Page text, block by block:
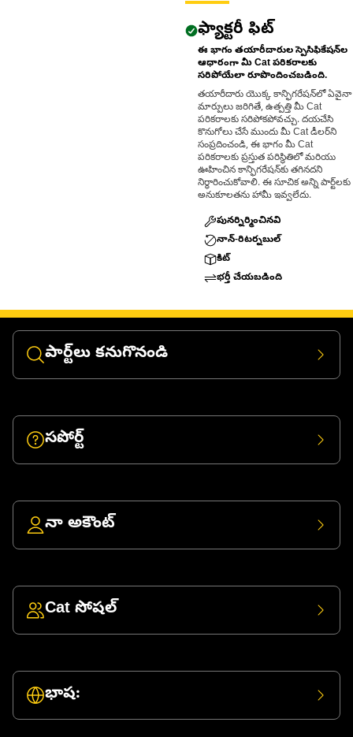
ఫ్యాక్టరీ ఫిట్
ఈ భాగం తయారీదారుల స్పెసిఫికేషన్‌ల
ఆధారంగా మీ Cat పరికరాలకు
సరిపోయేలా రూపొందించబడింది.
తయారీదారు యొక్క కాన్ఫిగరేషన్‌లో ఏవైనా
మార్పులు జరిగితే, ఉత్పత్తి మీ Cat
పరికరాలకు సరిపోకపోవచ్చు. దయచేసి
కొనుగోలు చేసే ముందు మీ Cat డీలర్‌ని
సంప్రదించండి, ఈ భాగం మీ Cat
పరికరాలకు ప్రస్తుత పరిస్థితిలో మరియు
ఊహించిన కాన్ఫిగరేషన్‌కు తగినదని
నిర్ధారించుకోవాలి. ఈ సూచిక అన్ని పార్ట్‌లకు
అనుకూలతను హామీ ఇవ్వలేదు.
పునర్నిర్మించినవి
నాన్-రిటర్నబుల్
కిట్
భర్తీ చేయబడింది
పార్ట్‌లు కనుగొనండి
సపోర్ట్
నా అకౌంట్
Cat సోషల్
భాష: